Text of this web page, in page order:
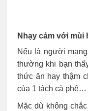
Nhạy cảm với mùi
Nếu là người
thường khi bạn
thức ăn hay thậm
của 1 tách cà phê…
Mặc dù không